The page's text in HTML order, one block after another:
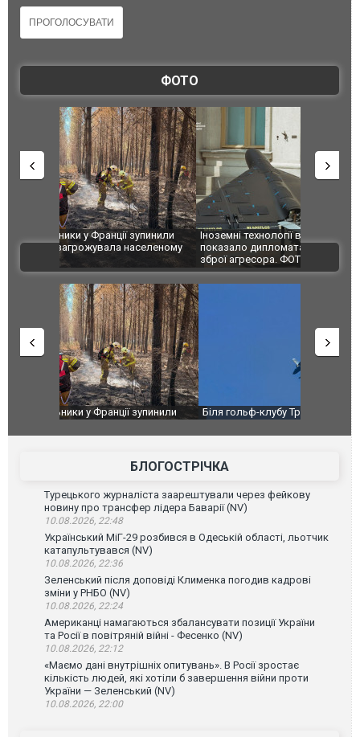
ФОТО
Іноземні технології вбивають українців: ГУР
показало дипломатам західні компоненти у
зброї агресора. ФОТО
Росіяни
ВІДЕО
Біля гольф-клубу Трампа перехопили три літаки.
Дві
ГУР із
БЛОГОСТРІЧКА
Турецького журналіста заарештували через фейкову
новину про трансфер лідера Баварії (NV)
10.08.2026, 22:48
Український МіГ-29 розбився в Одеській області, льотчик
катапультувався (NV)
10.08.2026, 22:36
Зеленський після доповіді Клименка погодив кадрові
зміни у РНБО (NV)
10.08.2026, 22:24
Американці намагаються збалансувати позиції України
та Росії в повітряній війні - Фесенко (NV)
10.08.2026, 22:12
«Маємо дані внутрішніх опитувань». В Росії зростає
кількість людей, які хотіли б завершення війни проти
України — Зеленський (NV)
10.08.2026, 22:00